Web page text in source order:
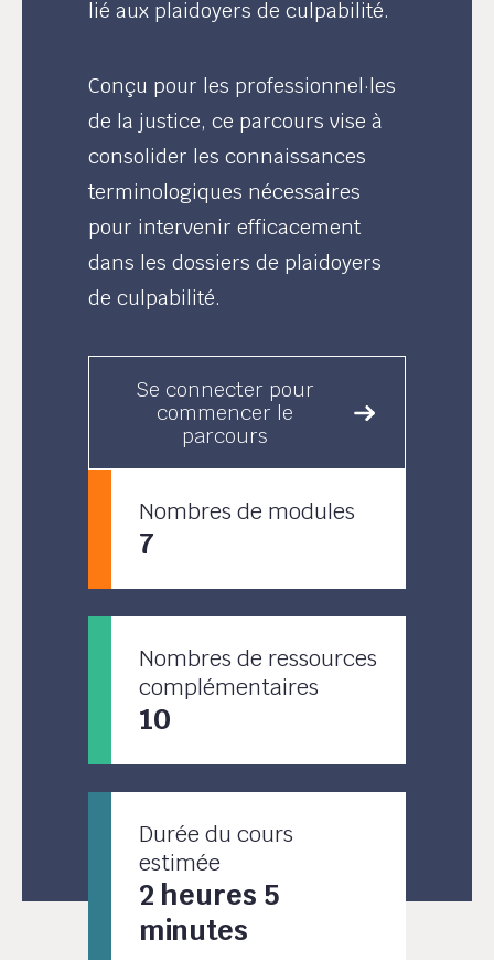
lié aux plaidoyers de culpabilité.
Conçu pour les professionnel·les
de la justice, ce parcours vise à
consolider les connaissances
terminologiques nécessaires
pour intervenir efficacement
dans les dossiers de plaidoyers
de culpabilité.
Se connecter pour
commencer le
parcours
Nombres de modules
7
Nombres de ressources
complémentaires
10
Durée du cours
estimée
2 heures 5
minutes